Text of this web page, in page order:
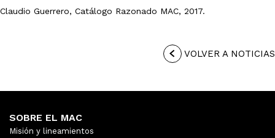
Claudio Guerrero, Catálogo Razonado MAC, 2017.
VOLVER A NOTICIAS
SOBRE EL MAC
Misión y lineamientos